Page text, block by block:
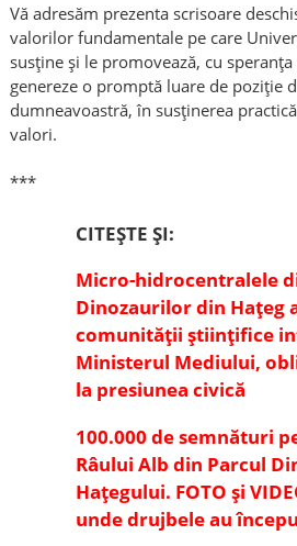
Vă adresăm prezenta scrisoare
valorilor fundamentale pe care
susține și le promovează, cu
genereze o promptă luare de poziție
dumneavoastră, în susținerea
valori.
***
CITEȘTE ȘI:
Micro-hidrocentralele
Dinozaurilor din Hațeg
comunității științifice
Ministerul Mediului,
la presiunea civică
100.000 de semnături
Râului Alb din Parcul
Hațegului. FOTO și
unde drujbele au